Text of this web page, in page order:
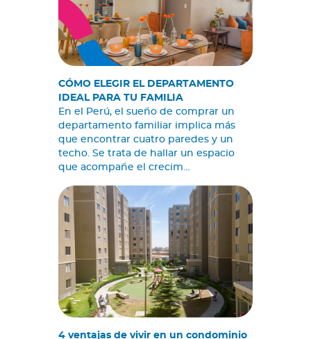
CÓMO ELEGIR EL DEPARTAMENTO
IDEAL PARA TU FAMILIA
En el Perú, el sueño de comprar un
departamento familiar implica más
que encontrar cuatro paredes y un
techo. Se trata de hallar un espacio
que acompañe el crecim…
4 ventajas de vivir en un condominio